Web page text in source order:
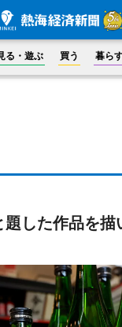
る・遊ぶ 買う 暮ら
題した作品を